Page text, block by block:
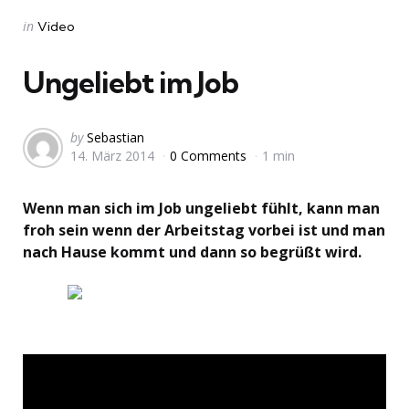
Categories
Posted
in Video
Ungeliebt im Job
Posted
by
by Sebastian
14. März 2014
0 Comments 1 min
Wenn man sich im Job ungeliebt fühlt, kann man
froh sein wenn der Arbeitstag vorbei ist und man
nach Hause kommt und dann so begrüßt wird.